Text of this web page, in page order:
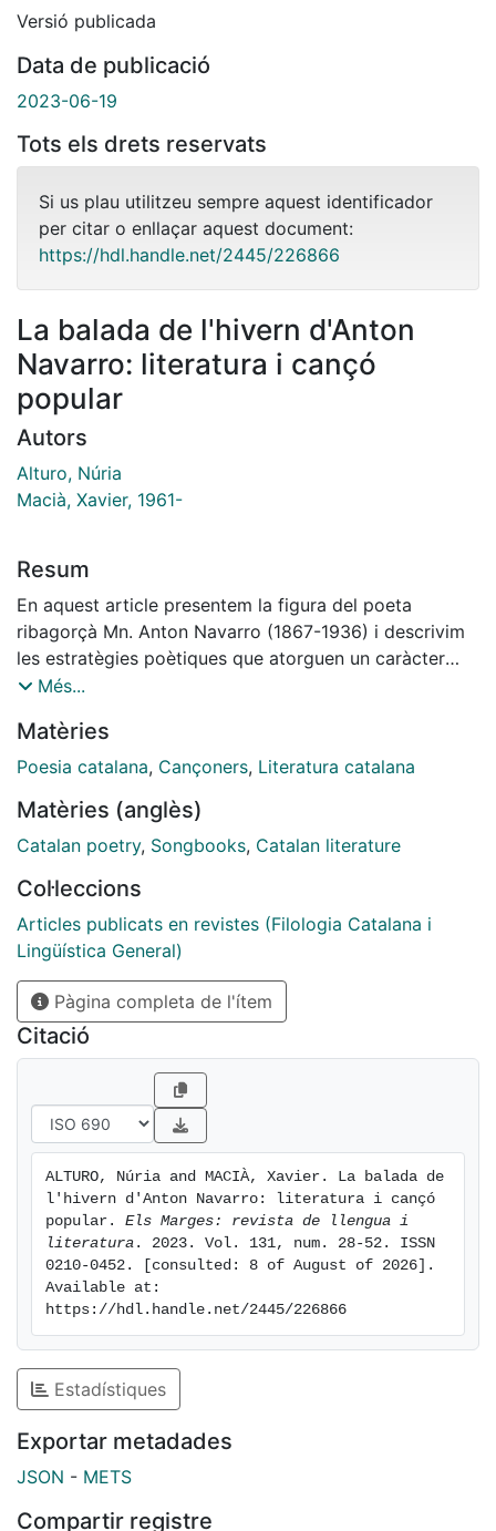
Versió publicada
Data de publicació
2023-06-19
Tots els drets reservats
Si us plau utilitzeu sempre aquest identificador
per citar o enllaçar aquest document:
https://hdl.handle.net/2445/226866
La balada de l'hivern d'Anton
Navarro: literatura i cançó
popular
Autors
Alturo, Núria
Macià, Xavier, 1961-
Resum
En aquest article presentem la figura del poeta
ribagorçà Mn. Anton Navarro (1867-1936) i descrivim
les estratègies poètiques que atorguen un caràcter
popular a l'obra La balada de l'hivern (1905), entre les
En relació amb això, resolem el problema de l'autoria
del «Prefaci» de La balada (la cançó «Pastoret, d'on
el 1907. El pastor que baixa de la muntanya quan
arriba el fred inicia la transhumància ramadera; un
aporta un exemple singular del paper de la natura i de
la vida pirinenca en la poesia d'Anton Navarro.
Més...
Matèries
Poesia catalana, Cançoners, Literatura catalana
Matèries (anglès)
Catalan poetry, Songbooks, Catalan literature
Col·leccions
Articles publicats en revistes (Filologia Catalana i
Lingüística General)
Pàgina completa de l'ítem
Citació
ALTURO, Núria and MACIÀ, Xavier. La balada de
l'hivern d'Anton Navarro: literatura i cançó
popular. Els Marges: revista de llengua i
literatura . 2023. Vol. 131, num. 28-52. ISSN
0210-0452. [consulted: 8 of August of 2026].
Available at:
https://hdl.handle.net/2445/226866
Estadístiques
Exportar metadades
JSON - METS
Compartir registre